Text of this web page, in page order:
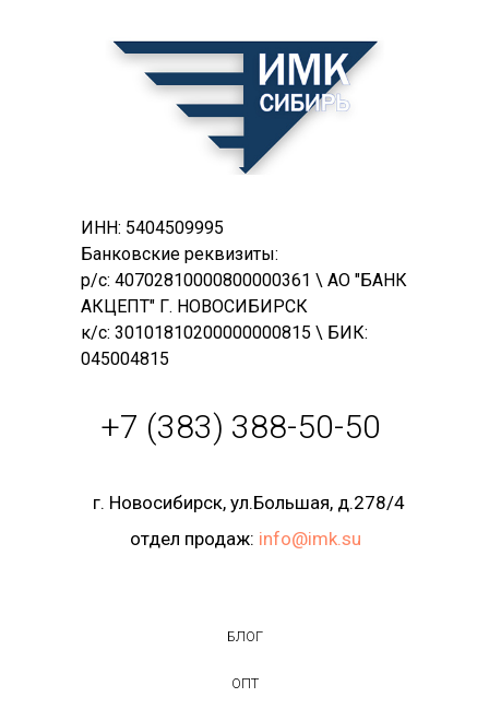
+7 (383) 388-50-50
г. Новосибирск, ул.Большая, д.278/4
отдел продаж: info@imk.su
ИНН: 5404509995
Банковские реквизиты:
р/с: 40702810000800000361 \ АО "БАНК
АКЦЕПТ" Г. НОВОСИБИРСК
к/с: 30101810200000000815 \ БИК:
045004815
БЛОГ
ОПТ